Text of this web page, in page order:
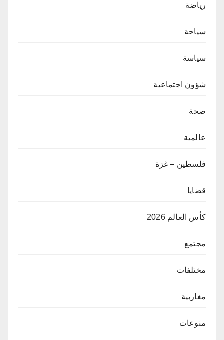
رياضة
سياحة
سياسة
شؤون اجتماعية
صحة
عالمية
فلسطين – غزة
قضايا
كأس العالم 2026
مجتمع
مختلفات
مغاربية
منوعات